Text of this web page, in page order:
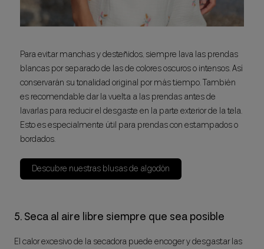
Para evitar manchas y desteñidos, siempre lava las prendas
blancas por separado de las de colores oscuros o intensos. Así
conservarán su tonalidad original por más tiempo. También
es recomendable dar la vuelta a las prendas antes de
lavarlas para reducir el desgaste en la parte exterior de la tela.
Esto es especialmente útil para prendas con estampados o
bordados.
Descubre nuestras blusas de algodón
5. Seca al aire libre siempre que sea posible
El calor excesivo de la secadora puede encoger y desgastar las